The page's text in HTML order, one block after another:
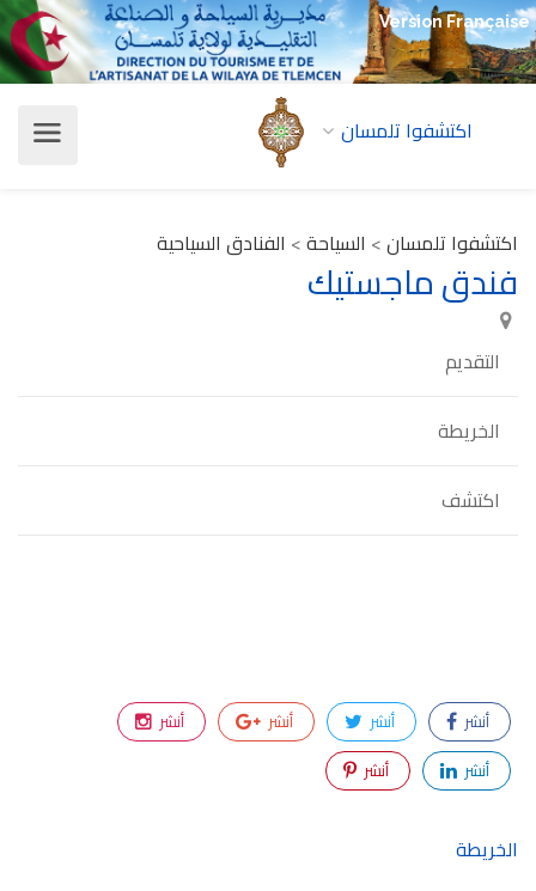
Version Française
اكتشفوا تلمسان
اكتشفوا تلمسان> السياحة> الفنادق السياحية
فندق ماجستيك
التقديم
الخريطة
اكتشف
أنشر أنشر أنشر
أنشر
أنشر
أنشر
الخريطة